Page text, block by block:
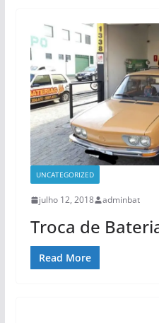
UNCATEGORIZED
julho 12, 2018 adminbat
Troca de
Read More